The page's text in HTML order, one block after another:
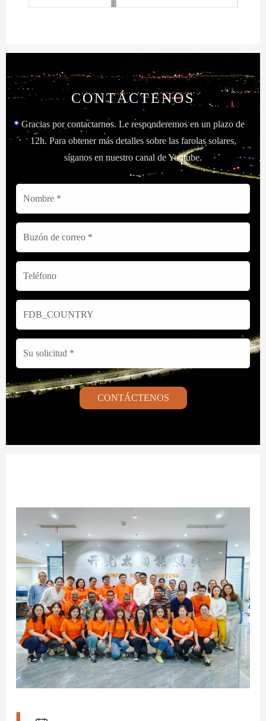
CONTÁCTENOS
Gracias por contactarnos. Le responderemos en un plazo de
12h. Para obtener más detalles sobre las farolas solares,
síganos en nuestro canal de Youtube.
CONTÁCTENOS